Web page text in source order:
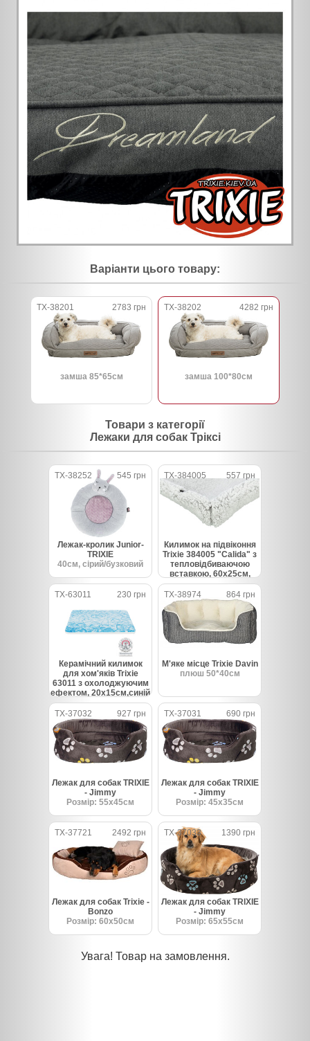
Варіанти цього товару:
TX-38201 2783 грн
замша 85*65см
TX-38202 4282 грн
замша 100*80см
Товари з категорії
Лежаки для собак Тріксі
TX-38252 545 грн
Лежак-кролик Junior-
TRIXIE
40см, сірий/бузковий
TX-384005 557 грн
Килимок на підвіконня
Trixie 384005 "Calida" з
тепловідбиваючою
вставкою, 60х25см,
біло-сірий
TX-63011
230 грн
Керамічний килимок
для хом'яків Trixie
63011 з охолоджуючим
ефектом, 20х15см,синій
TX-38974 864 грн
М'яке місце Trixie Davin
плюш 50*40см
TX-37032 927 грн
Лежак для собак TRIXIE
- Jimmy
Розмір: 55х45см
TX-37031 690 грн
Лежак для собак TRIXIE
- Jimmy
Розмір: 45х35см
TX-37721 2492 грн
Лежак для собак Trixie -
Bonzo
Розмір: 60х50см
TX-37033 1390 грн
Лежак для собак TRIXIE
- Jimmy
Розмір: 65х55см
Увага! Товар на замовлення.